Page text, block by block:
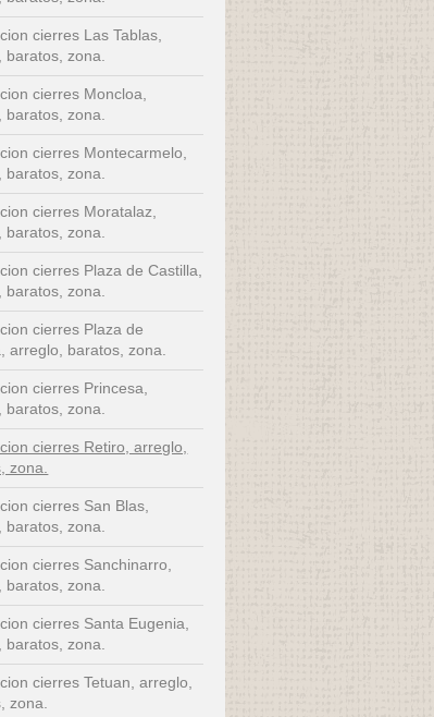
cierres Las Tablas,
baratos, zona.
cierres Moncloa,
baratos, zona.
cierres Montecarmelo,
baratos, zona.
cierres Moratalaz,
baratos, zona.
cierres Plaza de Castilla,
baratos, zona.
cierres Plaza de
arreglo, baratos, zona.
cierres Princesa,
baratos, zona.
cierres Retiro, arreglo,
zona.
cierres San Blas,
baratos, zona.
cierres Sanchinarro,
baratos, zona.
cierres Santa Eugenia,
baratos, zona.
cierres Tetuan, arreglo,
zona.